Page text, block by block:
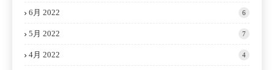
6月 2022 6
5月 2022 7
4月 2022 4